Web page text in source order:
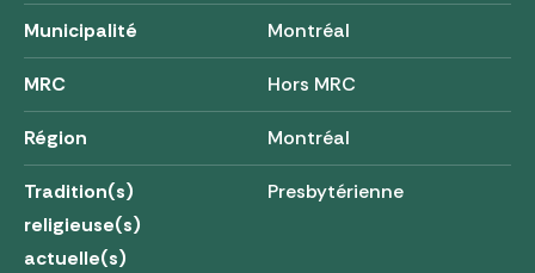
Municipalité Montréal
MRC Hors MRC
Région Montréal
Tradition(s)
religieuse(s)
actuelle(s)
Presbytérienne